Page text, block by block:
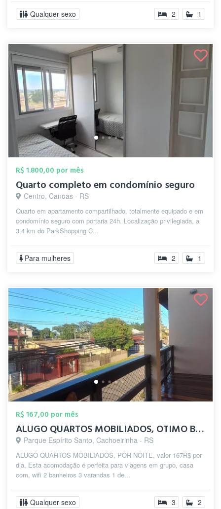
Qualquer sexo 2 1
R$ 1.800,00 por mês
Quarto completo em condomínio seguro
Centro, Canoas - RS
Quarto em apartamento compartilhado, totalmente equipado e em
condomínio seguro com portaria 24h. Localização privilegiada, a
3,4 km do ParkShopping C...
Para mulheres 2 1
R$ 167,00 por mês
ALUGO QUARTOS MOBILIADOS, OTIMO BAIRRO E...
Parque Espírito Santo, Cachoeirinha - RS
ALUGO QUARTOS MOBILIADOS, POR NOITE, valor 167R$ por
dia, Esta acomodação é perfeita para viagens em grupo, casa
com, wifi 2 banheiros 3 varandas 1 de...
Qualquer sexo 3 2